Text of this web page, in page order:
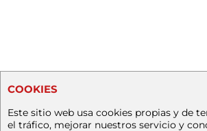
COOKIES
Este sitio web usa cookies propias y de
el tráfico, mejorar nuestros servicio y